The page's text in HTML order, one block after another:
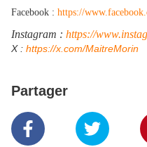
Facebook : https://
Instagram : https://
​X : https://x.com/MaitreMorin
Partager